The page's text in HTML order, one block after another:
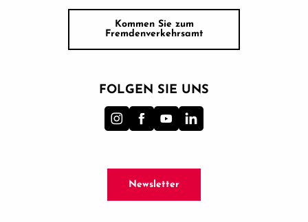
Kommen Sie zum
Fremdenverkehrsamt
FOLGEN SIE UNS
Newsletter